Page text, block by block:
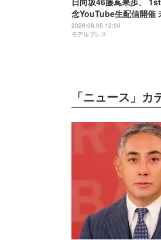
念YouTube生配信開催
用W特典も公開
2026.06.05 12:00
モデルプレス
「ニュース」